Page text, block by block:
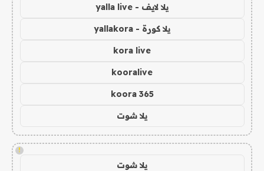
يلا لايف - yalla live
يلا كورة - yallakora
kora live
kooralive
koora 365
يلا شوت
!
يلا شوت